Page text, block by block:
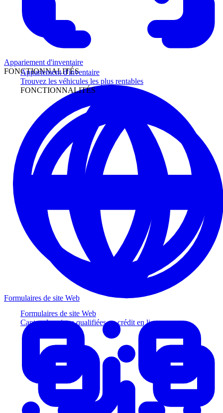
Appariement d'inventaire
Trouvez les véhicules les plus rentables
FONCTIONNALITÉS
Formulaires de site Web
Captez des pistes qualifiées au crédit en ligne
Appariement d'inventaire
FONCTIONNALITÉS
Formulaires de site Web